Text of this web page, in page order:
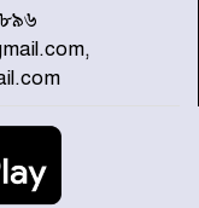
পড়া কচ্ছপ উদ্ধার
কর্মসূচিতে